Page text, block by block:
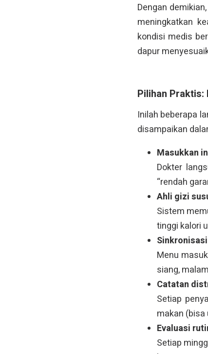
Dengan
meningkatkan
kondisi medis
dapur
Pilihan
Inilah beberapa
disampaikan
Masukkan
Dokter
“rendah
Ahli gizi
Sistem
tinggi kalori
Menu
siang,
Catatan
Setiap
makan
Evaluasi
Setiap